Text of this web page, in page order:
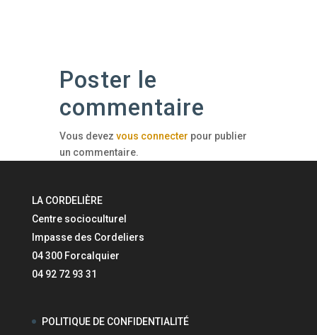
Poster le
commentaire
Vous devez vous connecter pour publier
un commentaire.
LA CORDELIÈRE
Centre socioculturel
Impasse des Cordeliers
04 300 Forcalquier
04 92 72 93 31
POLITIQUE DE CONFIDENTIALITÉ